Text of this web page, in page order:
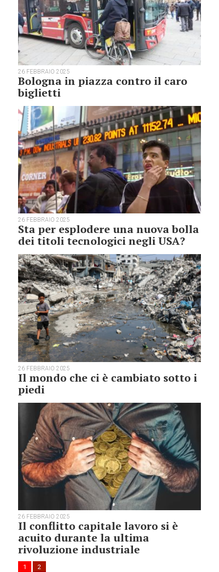
26 FEBBRAIO 2025
Bologna in piazza contro il caro
biglietti
26 FEBBRAIO 2025
Sta per esplodere una nuova bolla
dei titoli tecnologici negli USA?
26 FEBBRAIO 2025
Il mondo che ci è cambiato sotto i
piedi
26 FEBBRAIO 2025
Il conflitto capitale lavoro si è
acuito durante la ultima
rivoluzione industriale
1 2